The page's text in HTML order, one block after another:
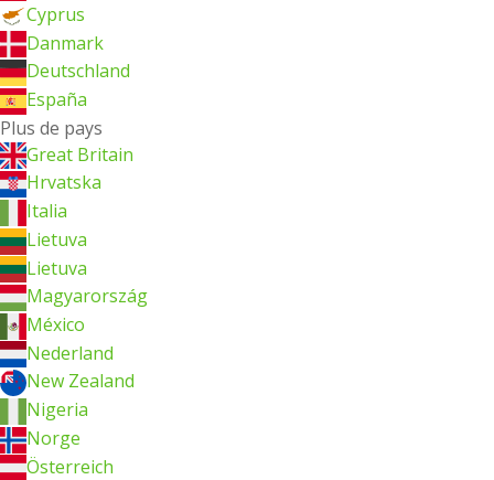
Cyprus
Danmark
Deutschland
España
Plus de pays
Great Britain
Hrvatska
Italia
Lietuva
Lietuva
Magyarország
México
Nederland
New Zealand
Nigeria
Norge
Österreich